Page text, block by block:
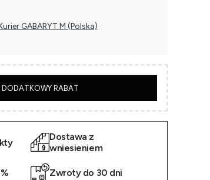
GABARYT M (Polska)
RABAT
Dostawa z
wniesieniem
Zwroty do 30 dni